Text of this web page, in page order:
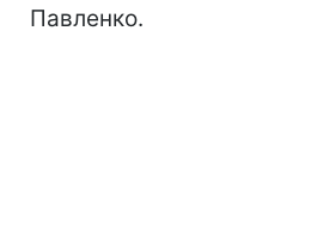
Павленко.